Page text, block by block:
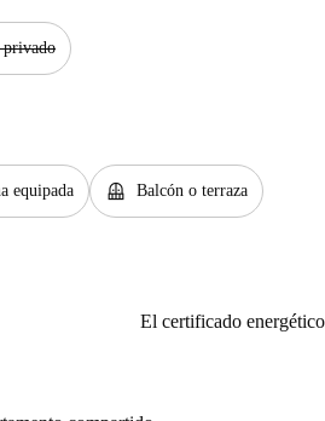
privado
equipada balcony Balcón o terraza
El certificado